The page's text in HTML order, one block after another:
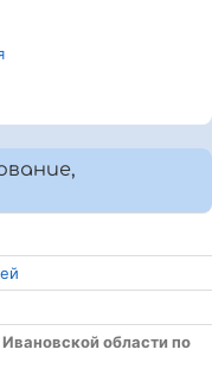
области по